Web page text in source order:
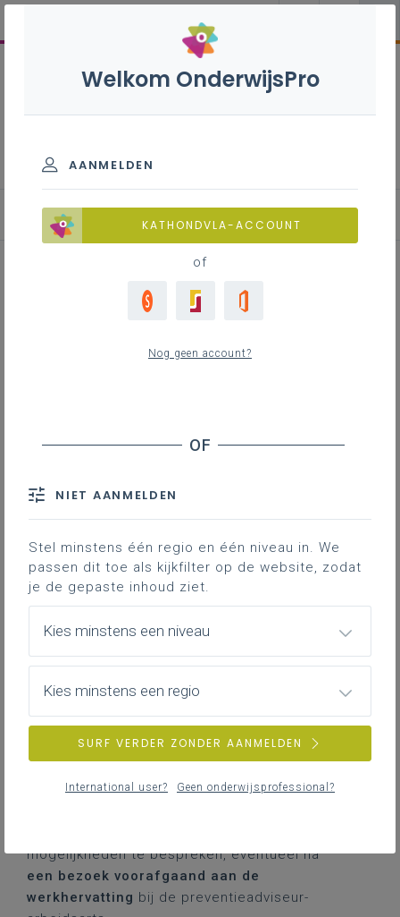
Mogelijke re-integratie initiatieven
voorafgaand aan de werkhervatting
Er zijn verschillende mogelijkheden
om een re-integratietraject op te
starten. We geven hieronder een
overzicht.
Het informeel re-
integratietraject & bezoek
voorafgaand aan de
werkhervatting
Tijdens een informeel traject staat vooral de
zoektocht naar een haalbare oplossing
centraal.
mogelijkheden te bespreken, eventueel na
een bezoek voorafgaand aan de
werkhervatting bij de preventieadviseur-
Welkom OnderwijsPro
AANMELDEN
KATHONDVLA-ACCOUNT
of
Nog geen account?
NIET AANMELDEN
Stel minstens één regio en één niveau in. We
passen dit toe als kijkfilter op de website, zodat
je de gepaste inhoud ziet.
Kies minstens een niveau
Kies minstens een regio
SURF VERDER ZONDER AANMELDEN
International user? Geen onderwijsprofessional?